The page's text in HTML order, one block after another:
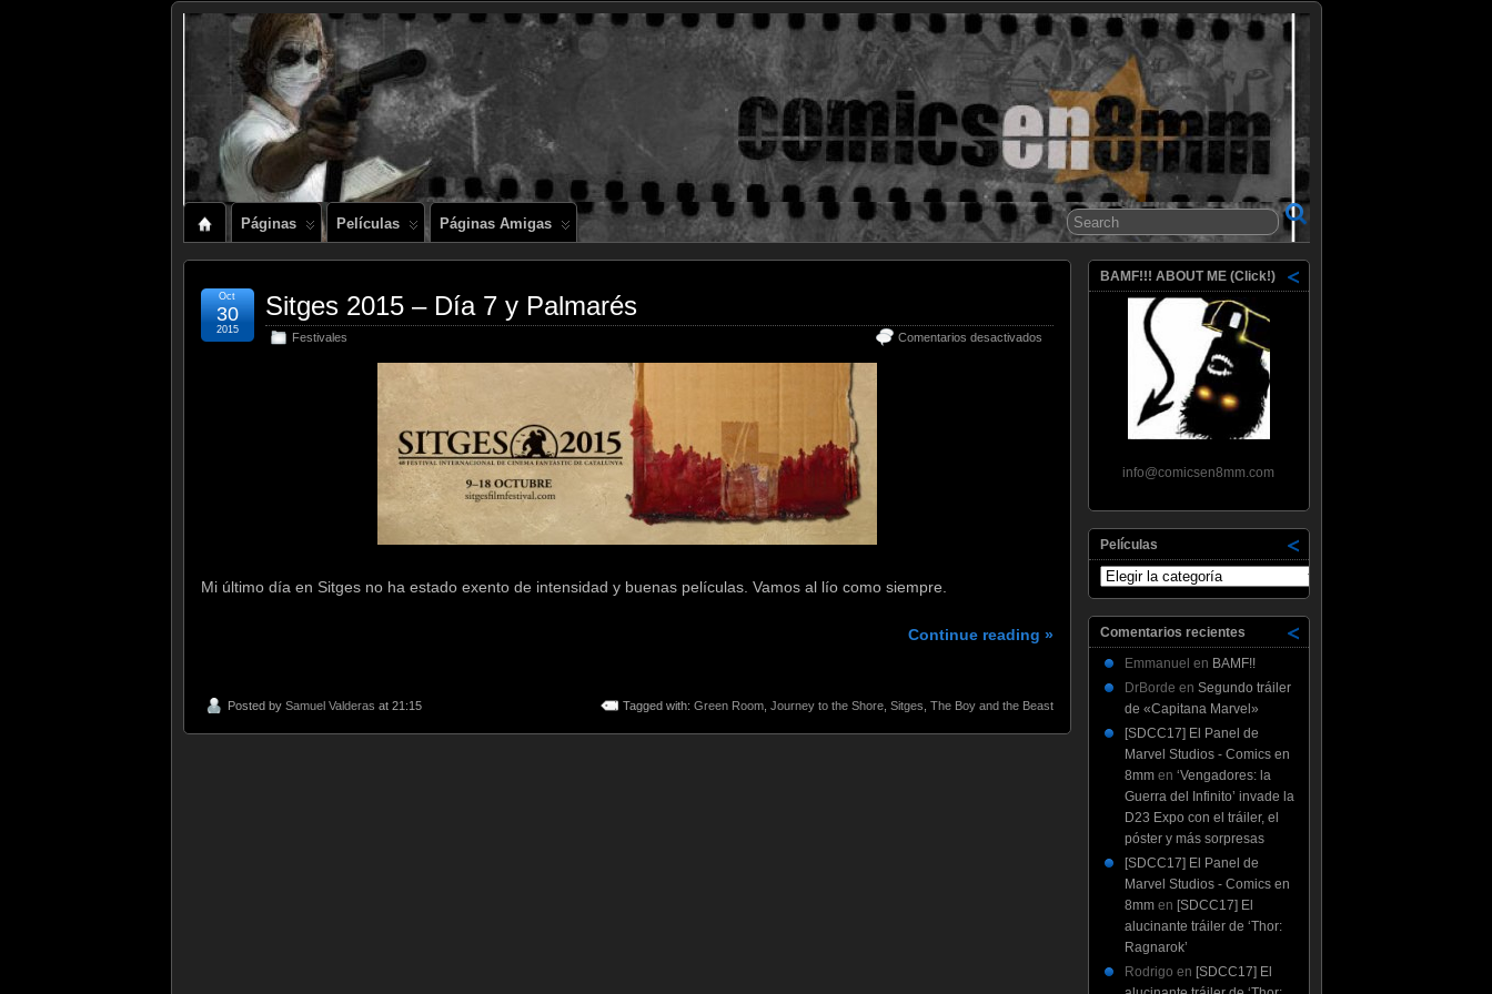
Comics en 8mm
Páginas Películas Páginas Amigas
Sitges 2015 – Día 7 y Palmarés
Festivales Comentarios desactivadosen
Oct
30
2015
Mi último día en Sitges no ha estado exento de intensidad y buenas películas. Vamos al lío como siempre.
Continue reading »
Posted by Samuel Valderas at 21:15 Tagged with: Green Room, Journey to the Shore, Sitges The Boy and the Beast
BAMF!!! ABOUT ME (Click!)
info@comicsen8mm.com
Películas
Películas
Comentarios recientes
Emmanuel en BAMF!!
DrBorde en Segundo tráiler
de «Capitana Marvel»
[SDCC17] El Panel de
Marvel Studios - Comics en
8mmen ‘Vengadores: la
Guerra del Infinito’ invade la
D23 Expo con el tráiler, el
póster y más sorpresas
[SDCC17] El Panel de
Marvel Studios - Comics en
8mmen [SDCC17] El
alucinante tráiler de ‘Thor:
Ragnarok’
Rodrigo en [SDCC17] El